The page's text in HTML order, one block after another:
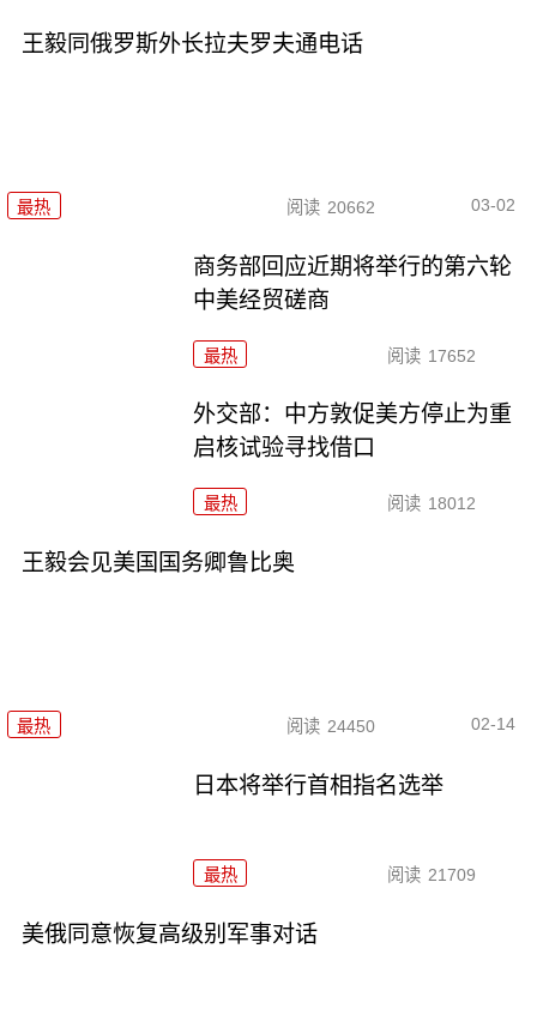
王毅同俄罗斯外长拉夫罗夫通电话
最热 阅读 20662 03-02
商务部回应近期将举行的第六轮
中美经贸磋商
最热 阅读 17652
外交部：中方敦促美方停止为重
启核试验寻找借口
最热 阅读 18012
王毅会见美国国务卿鲁比奥
最热 阅读 24450 02-14
日本将举行首相指名选举
最热 阅读 21709
美俄同意恢复高级别军事对话